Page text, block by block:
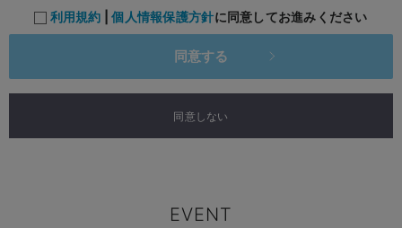
利用規約 |個人情報保護方針に同意してお進みください
同意する
同意しない
EVENT